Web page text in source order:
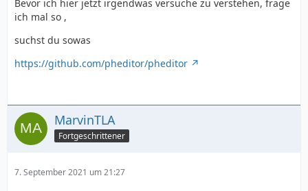
Bevor ich hier jetzt irgendwas versuche zu verstehen, frage
ich mal so ,
suchst du sowas
https://github.com/pheditor/pheditor
MarvinTLA
Fortgeschrittener
7. September 2021 um 21:27